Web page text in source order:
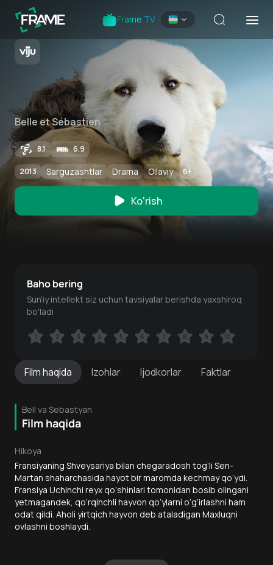
Frame TV
Belle et Sébastien
8.1 6.9
2013 Sarguzashtlar Drama Oilaviy 6+
Ko'rish
Filmhaqida Izohlar Ijodkorlar Faktlar
Bell va Sebastyan
Film haqida
Hikoya
Fransiyaning Shveysariya bilan chegaradosh tog‘li Sen-
Martan shaharchasida hayot bir maromda kechmay qo‘ydi.
Fransiya Uchinchi reyx qo‘shinlari tomonidan bosib olingani
yetmagandek, qo‘rqinchli hayvon qo‘ylarni o‘g‘irlashni ham
odat qildi. Aholi yirtqich hayvon deb ataladigan Maxluqni
ovlashni boshlaydi.
Baho bering
Sun'iy intellekt siz uchun tavsiyalar berishda yaxshiroq
bo'ladi
1 2 3 4 5 6 7 8 9 10
1 2 3 4 5 6 7 8 9 10